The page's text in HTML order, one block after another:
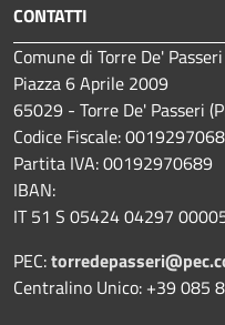
CONTATTI
Comune di Torre De' Passeri
Piazza 6 Aprile 2009
65029 - Torre De' Passeri
Codice Fiscale:
Partita IVA: 00192970689
IBAN:
IT 51 S 05424 04297
PEC:
Centralino Unico: +39 085